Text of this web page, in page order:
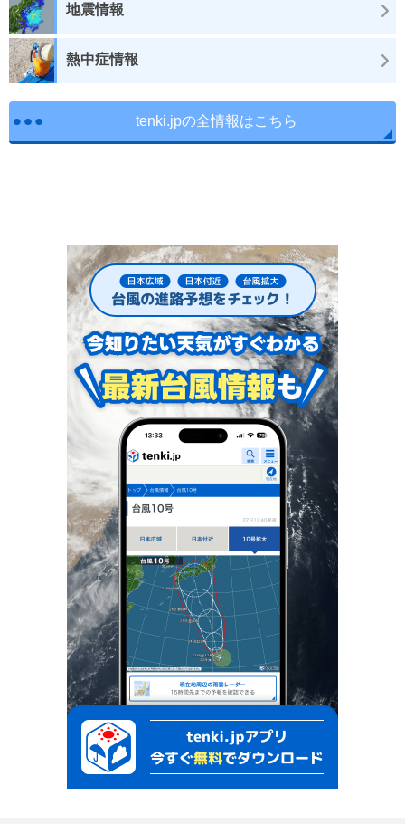
地震情報
熱中症情報
tenki.jpの全情報はこちら